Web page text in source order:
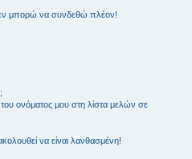
μπορώ να συνδεθώ πλέον!
ονόματος μου στη λίστα μελών σε
να είναι λανθασμένη!